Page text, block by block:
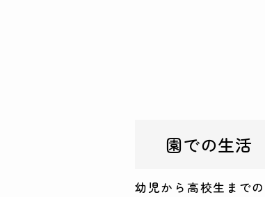
園での生活
幼児から高校生まで